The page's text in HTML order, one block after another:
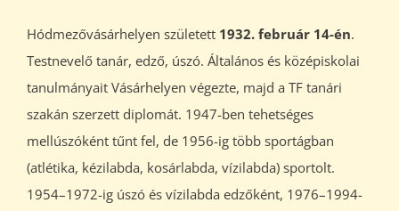
Hódmezővásárhelyen született1932. február 14-én.
Testnevelő tanár, edző, úszó. Általános és középiskolai
tanulmányait Vásárhelyen végezte, majd a TF tanári
szakán szerzett diplomát. 1947-ben tehetséges
mellúszóként tűnt fel, de 1956-ig több sportágban
(atlétika, kézilabda, kosárlabda, vízilabda) sportolt.
1954–1972-ig úszó és vízilabda edzőként, 1976–1994-